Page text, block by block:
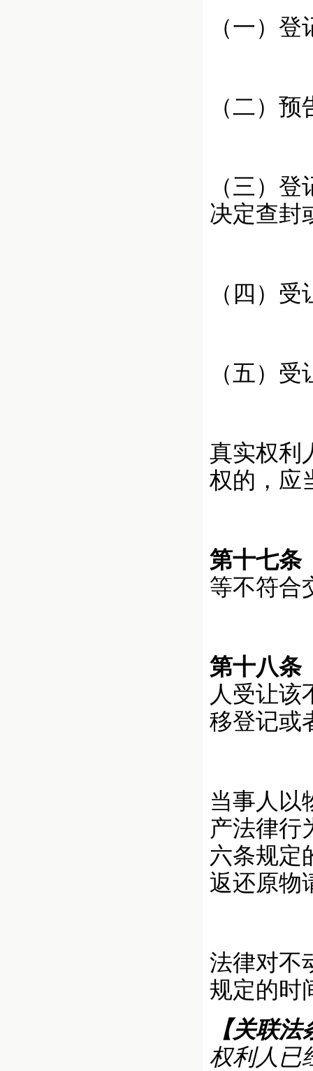
（一）
（二）
（三）
决定查封
（四）
（五）
真实权利
权的，应
第十七条
等不符合
第十八条
人受让该
移登记或
当事人以
产法律行
六条规定
返还原物
法律对不
规定的时
【关联法
权利人已